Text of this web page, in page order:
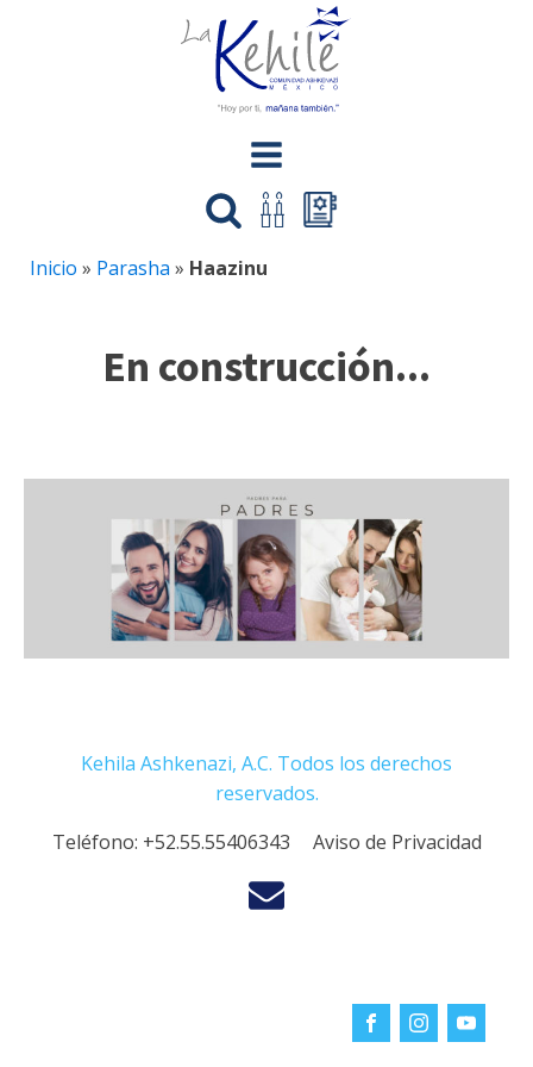
Inicio » Parasha » Haazinu
En construcción...
Kehila Ashkenazi, A.C. Todos los derechos
reservados.
Teléfono: +52.55.55406343 Aviso de Privacidad